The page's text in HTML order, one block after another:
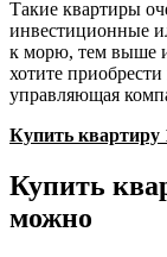
Такие квартиры
инвестиционные
к морю, тем выше
хотите
управляющая
Купить квартиру
Купить
можно